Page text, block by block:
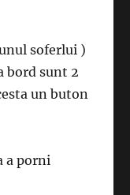
soferlui )
bord sunt 2
un buton
a porni